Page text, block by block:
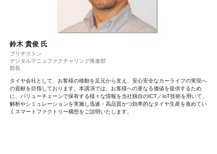
鈴木 貴俊 氏
ブリヂストン
デジタルマニュファクチャリング推進部
部長
タイヤ会社として、お客様の移動を足元から支え、安心安全なカーライフの実現へ
の貢献を目指しております。本講演では、お客様への更なる価値を提供するため
に、バリューチェーンで保有する様々な情報を当社独自のICT／IoT技術を用いて、
解析やシミュレーションを実施し迅速・高品質かつ効率的なタイヤ生産を進めてい
くスマートファクトリー構想をご説明いたします。